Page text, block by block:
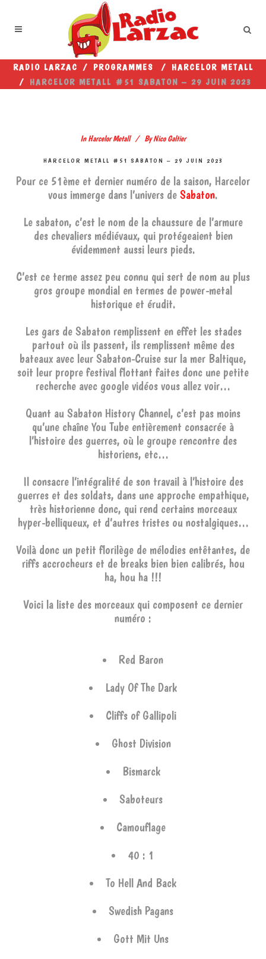
RADIO LARZAC / PROGRAMMES / HARCELOR METALL
/ HARCELOR METALL #51 SABATON – 29 JUIN 2023
In Harcelor Metall By Nico Galtier
HARCELOR METALL #51 SABATON – 29 JUIN 2023
Pour ce 51ème et dernier numéro de la saison, Harcelor
vous immerge dans l’univers de Sabaton.
Le sabaton, c’est le nom de la chaussure de l’armure
des chevaliers médiévaux, qui protégeaient bien
évidemment aussi leurs pieds.
C’est ce terme assez peu connu qui sert de nom au plus
gros groupe mondial en termes de power-metal
historique et érudit.
Les gars de Sabaton remplissent en effet les stades
partout où ils passent, ils remplissent même des
bateaux avec leur Sabaton-Cruise sur la mer Baltique,
soit leur propre festival flottant faites donc une petite
recherche avec google vidéos vous allez voir…
Quant au Sabaton History Channel, c’est pas moins
qu’une chaîne You Tube entièrement consacrée à
l’histoire des guerres, où le groupe rencontre des
historiens, etc…
Il consacre l’intégralité de son travail à l’histoire des
guerres et des soldats, dans une approche empathique,
très historienne donc, qui rend certains morceaux
hyper-belliqueux, et d’autres tristes ou nostalgiques…
Voilà donc un petit florilège de mélodies entêtantes, de
riffs accrocheurs et de breaks bien bien calibrés, hou
ha, hou ha !!!
Voici la liste des morceaux qui composent ce dernier
numéro :
Red Baron
Lady Of The Dark
Cliffs of Gallipoli
Ghost Division
Bismarck
Saboteurs
Camouflage
40 : 1
To Hell And Back
Swedish Pagans
Gott Mit Uns